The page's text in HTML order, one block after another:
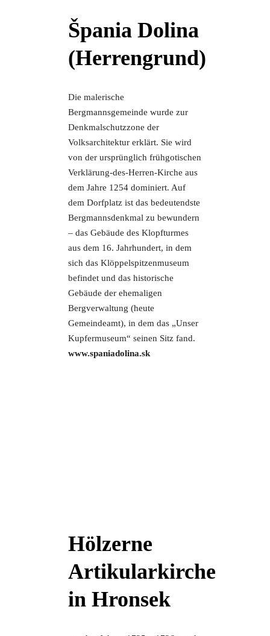
Špania Dolina
(Herrengrund)
Die malerische
Bergmannsgemeinde wurde zur
Denkmalschutzzone der
Volksarchitektur erklärt. Sie wird
von der ursprünglich frühgotischen
Verklärung-des-Herren-Kirche aus
dem Jahre 1254 dominiert. Auf
dem Dorfplatz ist das bedeutendste
Bergmannsdenkmal zu bewundern
– das Gebäude des Klopfturmes
aus dem 16. Jahrhundert, in dem
sich das Klöppelspitzenmuseum
befindet und das historische
Gebäude der ehemaligen
Bergverwaltung (heute
Gemeindeamt), in dem das „Unser
Kupfermuseum“ seinen Sitz fand.
www.spaniadolina.sk
Hölzerne
Artikularkirche
in Hronsek